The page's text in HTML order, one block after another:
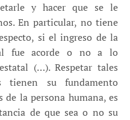
y hacer que se le
En particular, no tiene
si el ingreso de la
fue acorde o no a lo
(…). Respetar tales
tienen su fundamento
la persona humana, es
de que sea o no su